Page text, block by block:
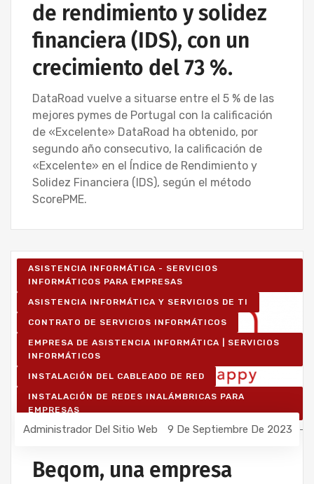
de rendimiento y solidez
financiera (IDS), con un
crecimiento del 73 %.
DataRoad vuelve a situarse entre el 5 % de las
mejores pymes de Portugal con la calificación
de «Excelente» DataRoad ha obtenido, por
segundo año consecutivo, la calificación de
«Excelente» en el Índice de Rendimiento y
Solidez Financiera (IDS), según el método
ScorePME.
ASISTENCIA INFORMÁTICA - SERVICIOS
INFORMÁTICOS PARA EMPRESAS
ASISTENCIA INFORMÁTICA Y SERVICIOS DE TI
CONTRATO DE SERVICIOS INFORMÁTICOS
EMPRESA DE ASISTENCIA INFORMÁTICA | SERVICIOS
INFORMÁTICOS
INSTALACIÓN DEL CABLEADO DE RED
INSTALACIÓN DE REDES INALÁMBRICAS PARA
EMPRESAS
IT UNLIMITED - SERVICIOS INFORMÁTICOS
Administrador Del Sitio Web 9 De Septiembre De 2023
Beqom, una empresa